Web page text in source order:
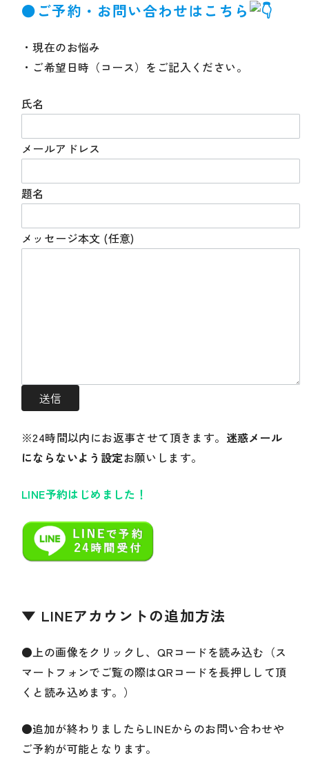
●ご予約・お問い合わせはこちら
・現在のお悩み
・ご希望日時（コース）をご記入ください。
氏名
メールアドレス
題名
メッセージ本文 (任意)
※24時間以内にお返事させて頂きます。 迷惑メール
にならないよう設定お願いします。
LINE予約はじめました！
▼ LINEアカウントの追加方法
●上の画像をクリックし、QRコードを読み込む（ス
マートフォンでご覧の際はQRコードを長押しして頂
くと読み込めます。）
●追加が終わりましたらLINEからのお問い合わせや
ご予約が可能となります。